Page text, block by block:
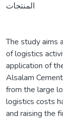
المنتجات
The study aims
of logistics
application of
Alsalam
from the large
logistics costs
and raising the